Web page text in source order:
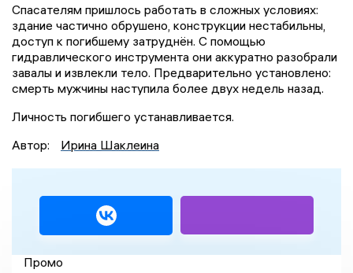
Спасателям пришлось работать в сложных условиях:
здание частично обрушено, конструкции нестабильны,
доступ к погибшему затруднён. С помощью
гидравлического инструмента они аккуратно разобрали
завалы и извлекли тело. Предварительно установлено:
смерть мужчины наступила более двух недель назад.
Личность погибшего устанавливается.
Автор:
Ирина Шаклеина
Промо